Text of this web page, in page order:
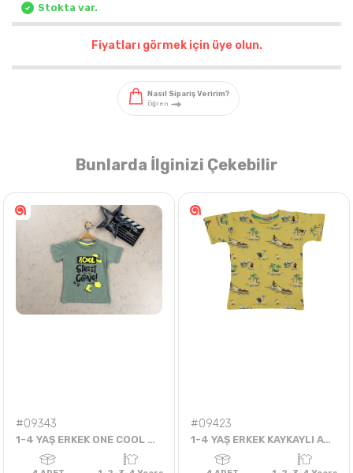
Stokta var.
Fiyatları görmek için üye olun.
Nasıl Sipariş Veririm?
Bunlarda İlginizi Çekebilir
#09343
1-4 YAŞ ERKEK ONE COOL STREET CANG TSHIRT
#09423
1-4 YAŞ ERKEK KAYKAYLI AYICIK PALMİYELİ ZÜRAFALI TSHIRT